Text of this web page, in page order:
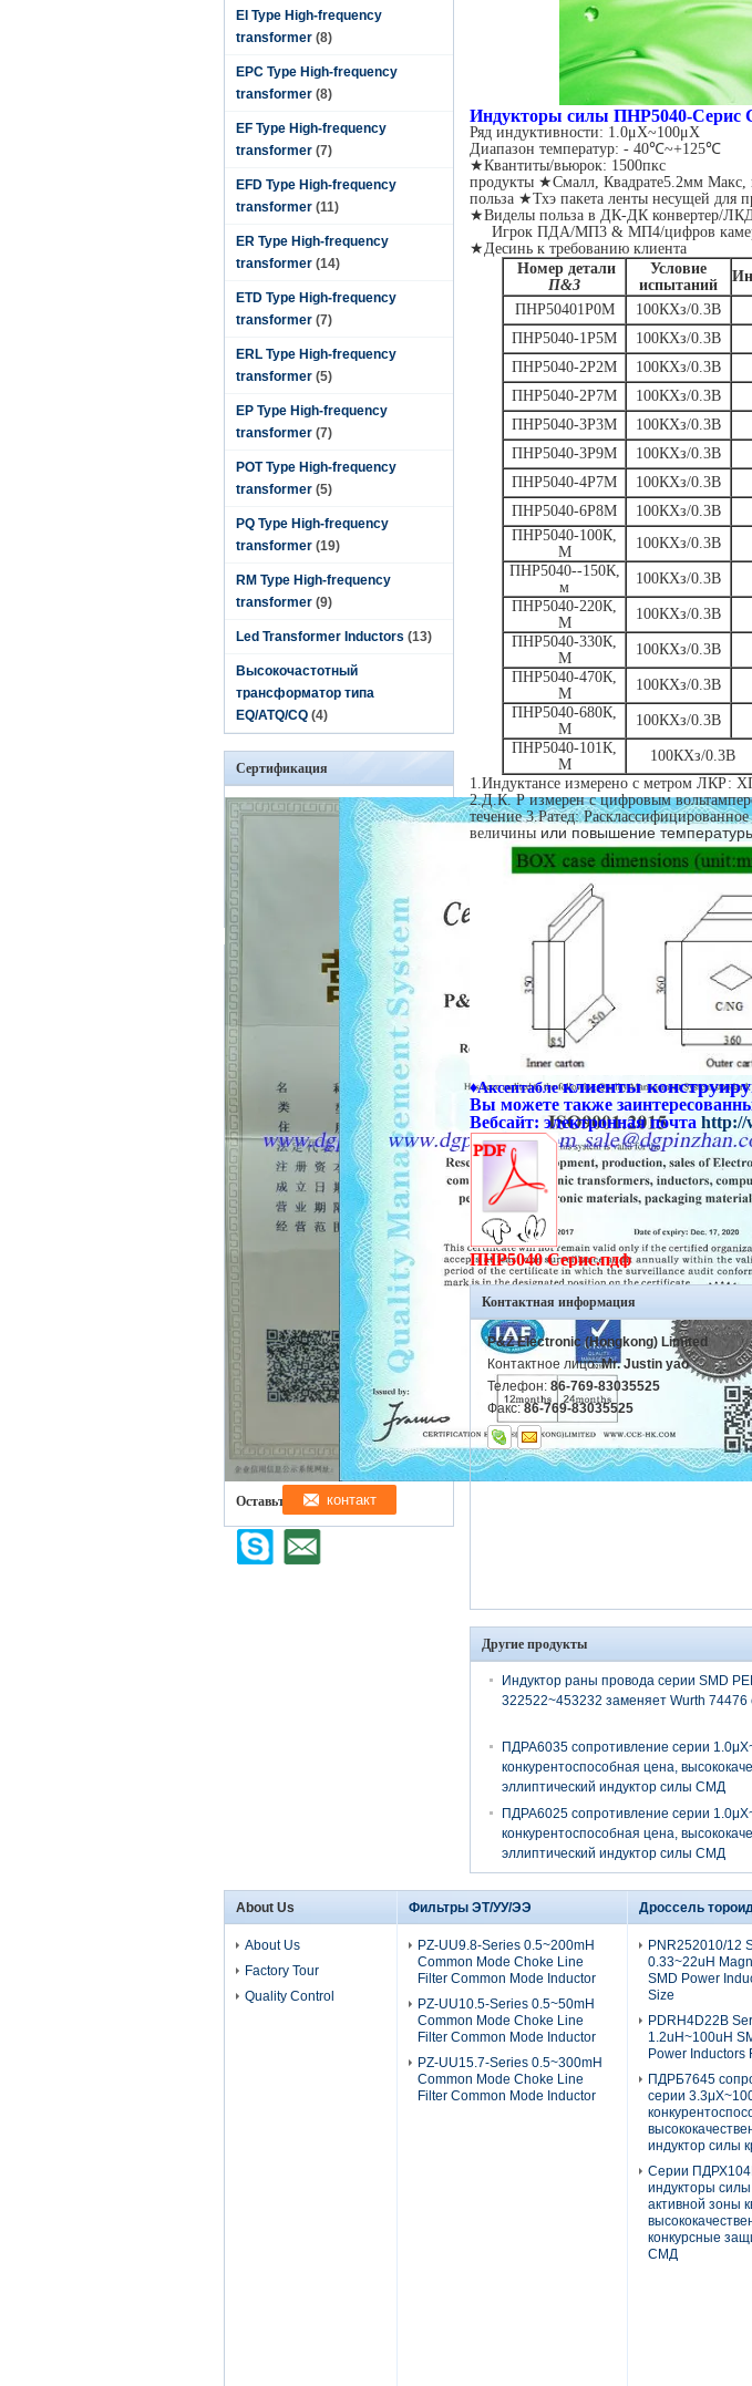
EI Type High-frequency
transformer (8)
EPC Type High-frequency
transformer (8)
EF Type High-frequency
transformer (7)
EFD Type High-frequency
transformer (11)
ER Type High-frequency
transformer (14)
ETD Type High-frequency
transformer (7)
ERL Type High-frequency
transformer (5)
EP Type High-frequency
transformer (7)
POT Type High-frequency
transformer (5)
PQ Type High-frequency
transformer (19)
RM Type High-frequency
transformer (9)
Led Transformer Inductors (13)
Высокочастотный
трансформатор типа
EQ/ATQ/CQ (4)
Сертификация
Оставьте нам сообщение
Индукторы силы ПНР5040-
Ряд индуктивности: 1.0μХ~100μХ
Диапазон температур: - 40℃~+125℃
★Квантиты/вьюрок: 1500пкс
продукты ★Смалл, Квадрате5.2мм Макс,
польза ★Тхэ пакета ленты несущей для
★Виделы польза в ДК-ДК конвертер/
Игрок ПДА/МП3 & МП4/цифров
★Десинь к требованию клиента
Номер детали
П&З
Условие
испытаний
ПНР50401Р0М
100КХз/0.3В
ПНР5040-1Р5М
100КХз/0.3В
ПНР5040-2Р2М
100КХз/0.3В
ПНР5040-2Р7М
100КХз/0.3В
ПНР5040-3Р3М
100КХз/0.3В
ПНР5040-3Р9М
100КХз/0.3В
ПНР5040-4Р7М
100КХз/0.3В
ПНР5040-6Р8М
100КХз/0.3В
ПНР5040-100К,
М
100КХз/0.3В
ПНР5040--150К,
м
100КХз/0.3В
ПНР5040-220К,
М
100КХз/0.3В
ПНР5040-330К,
М
100КХз/0.3В
ПНР5040-470К,
М
100КХз/0.3В
ПНР5040-680К,
М
100КХз/0.3В
ПНР5040-101К,
М
100КХз/0.3В
1.Индуктансе измерено с метром ЛКР:
2.Д.К. Р измерен с цифровым
течение 3.Ратед:
величины или повышение
♦Аксептабле клиенты
Вы можете также
Вебсайт: электронная почта http://
ПНР5040 Серис.пдф
Контактная информация
P&Z Electronic (Hongkong) Limited
Контактное лицо:Mr. Justin yao
Телефон: 86-769-83035525
Факс: 86-769-83035525
Другие продукты
Индуктор раны провода серии SMD
322522~453232 заменяет Wurth 74476
ПДРА6035 сопротивление серии
конкурентоспособная цена,
эллиптический индуктор силы СМД
ПДРА6025 сопротивление серии
конкурентоспособная цена,
эллиптический индуктор силы СМД
About Us
About Us
Factory Tour
Quality Control
Фильтры ЭТ/УУ/ЭЭ
PZ-UU9.8-Series 0.5~200mH
Common Mode Choke Line
Filter Common Mode Inductor
PZ-UU10.5-Series 0.5~50mH
Common Mode Choke Line
Filter Common Mode Inductor
PZ-UU15.7-Series 0.5~300mH
Common Mode Choke Line
Filter Common Mode Inductor
Дроссель
PNR252010/12
0.33~22uH
SMD Power
Size
PDRH4D22B
1.2uH~100uH
Power Inductors
ПДРБ7645
серии
индуктор силы
Серии
индукторы
активной зоны
конкурсные
СМД